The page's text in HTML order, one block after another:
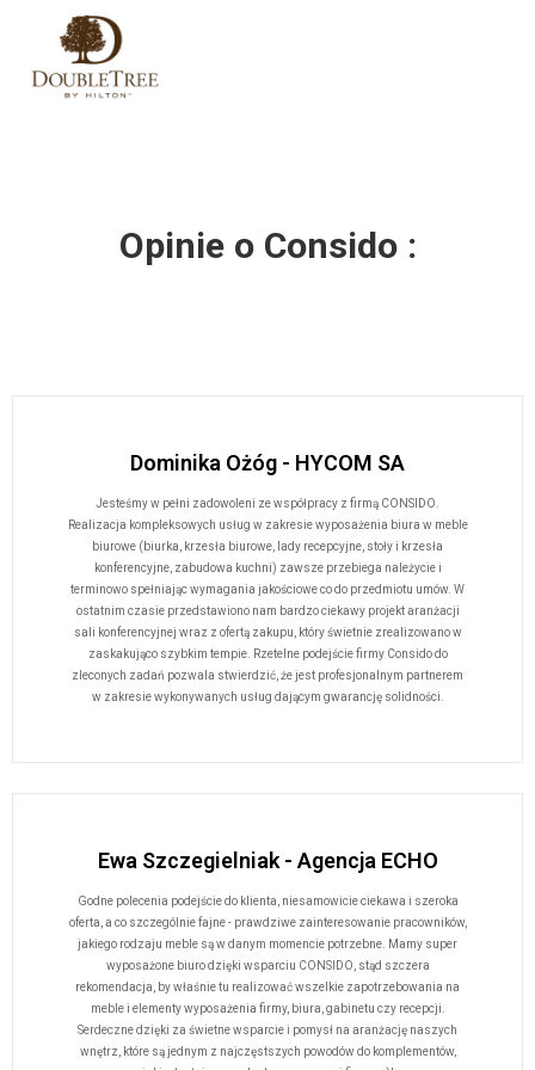
Opinie o Consido :
Dominika Ożóg - HYCOM SA
Jesteśmy w pełni zadowoleni ze współpracy z firmą CONSIDO.
Realizacja kompleksowych usług w zakresie wyposażenia biura w meble
biurowe (biurka, krzesła biurowe, lady recepcyjne, stoły i krzesła
konferencyjne, zabudowa kuchni) zawsze przebiega należycie i
terminowo spełniając wymagania jakościowe co do przedmiotu umów. W
ostatnim czasie przedstawiono nam bardzo ciekawy projekt aranżacji
sali konferencyjnej wraz z ofertą zakupu, który świetnie zrealizowano w
zaskakująco szybkim tempie. Rzetelne podejście firmy Consido do
zleconych zadań pozwala stwierdzić, że jest profesjonalnym partnerem
w zakresie wykonywanych usług dającym gwarancję solidności.
Ewa Szczegielniak - Agencja ECHO
Godne polecenia podejście do klienta, niesamowicie ciekawa i szeroka
oferta, a co szczególnie fajne - prawdziwe zainteresowanie pracowników,
jakiego rodzaju meble są w danym momencie potrzebne. Mamy super
wyposażone biuro dzięki wsparciu CONSIDO, stąd szczera
rekomendacja, by właśnie tu realizować wszelkie zapotrzebowania na
meble i elementy wyposażenia firmy, biura, gabinetu czy recepcji.
Serdeczne dzięki za świetne wsparcie i pomysł na aranżację naszych
wnętrz, które są jednym z najczęstszych powodów do komplementów,